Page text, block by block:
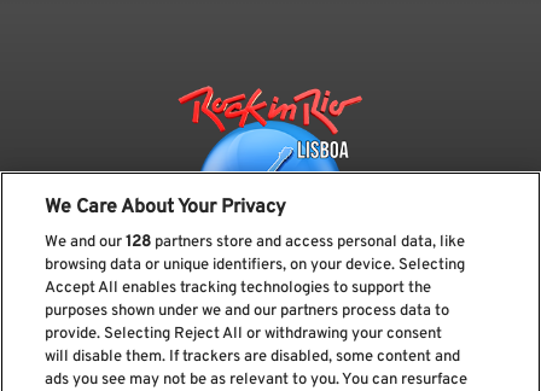
Subscreve a nossa newsletter
We Care About Your Privacy
We and our128 partners store and access personal data, like
browsing data or unique identifiers, on your device. Selecting
Accept All enables tracking technologies to support the
purposes shown under we and our partners process data to
provide. Selecting Reject All or withdrawing your consent
will disable them. If trackers are disabled, some content and
ads you see may not be as relevant to you. You can resurface